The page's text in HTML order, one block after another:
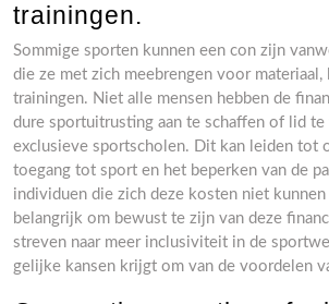
trainingen.
Sommige sporten kunnen een con zijn
die ze met zich meebrengen voor materiaal,
trainingen. Niet alle mensen hebben de
dure sportuitrusting aan te schaffen of lid te
exclusieve sportscholen. Dit kan leiden tot
toegang tot sport en het beperken van de
individuen die zich deze kosten niet
belangrijk om bewust te zijn van deze
streven naar meer inclusiviteit in de
gelijke kansen krijgt om van de voordelen